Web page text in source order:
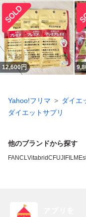
12,600円
Yahoo!フリマ ダイエ
ダイエットサプリ
他のブランドから探す
FANCLVitabridC FUJIFILM